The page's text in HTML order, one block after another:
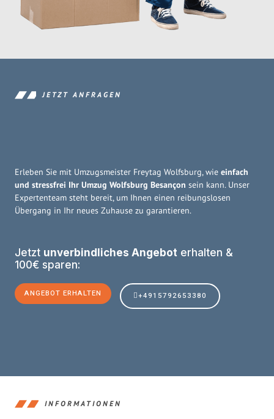
JETZT ANFRAGEN
Erleben Sie mit Umzugsmeister Freytag Wolfsburg, wie einfach
und stressfrei Ihr Umzug Wolfsburg Besançon sein kann. Unser
Expertenteam steht bereit, um Ihnen einen reibungslosen
Übergang in Ihr neues Zuhause zu garantieren.
Jetzt unverbindliches Angebot erhalten &
100€ sparen:
ANGEBOT ERHALTEN +4915792653380
INFORMATIONEN